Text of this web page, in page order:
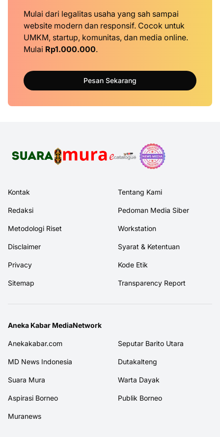
Mulai dari legalitas usaha yang sah sampai
website modern dan responsif. Cocok untuk
UMKM, startup, komunitas, dan media online.
Mulai Rp1.000.000.
Pesan Sekarang
Kontak Tentang Kami
Redaksi Pedoman Media Siber
Metodologi Riset Workstation
Disclaimer Syarat & Ketentuan
Privacy Kode Etik
Sitemap Transparency Report
Aneka Kabar MediaNetwork
Anekakabar.com Seputar Barito Utara
MD News Indonesia Dutakalteng
Suara Mura Warta Dayak
Aspirasi Borneo Publik Borneo
Muranews